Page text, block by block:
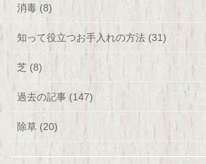
消毒 (8)
知って役立つお手入れの方法 (31)
芝 (8)
過去の記事 (147)
除草 (20)